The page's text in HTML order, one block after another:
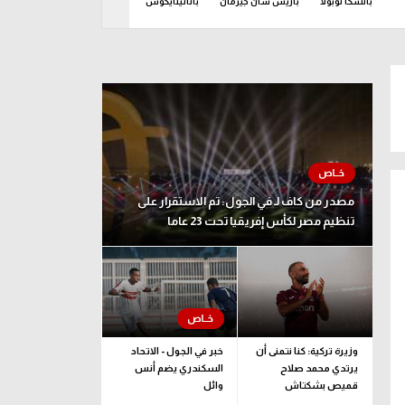
مصدر من كاف لـ في الجول: تم الاستقرار على
تنظيم مصر لكأس إفريقيا تحت 23 عاما
وزيرة تركية: كنا نتمنى أن
يرتدي محمد صلاح
قميص بشكتاش
خبر في الجول - الاتحاد
السكندري يضم أنس
وائل